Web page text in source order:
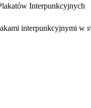
Interpunkcyjnych
interpunkcyjnymi w